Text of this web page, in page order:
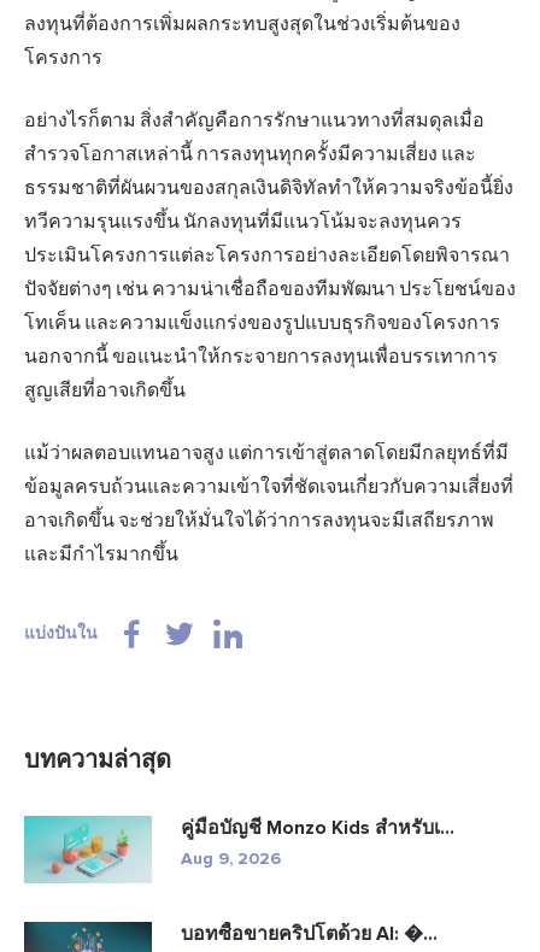
ลงทุนที่ต้องการเพิ่มผลกระทบสูงสุดในช่วงเริ่มต้นของ
โครงการ
อย่างไรก็ตาม สิ่งสำคัญคือการรักษาแนวทางที่สมดุลเมื่อ
สำรวจโอกาสเหล่านี้ การลงทุนทุกครั้งมีความเสี่ยง และ
ธรรมชาติที่ผันผวนของสกุลเงินดิจิทัลทำให้ความจริงข้อนี้ยิ่ง
ทวีความรุนแรงขึ้น นักลงทุนที่มีแนวโน้มจะลงทุนควร
ประเมินโครงการแต่ละโครงการอย่างละเอียดโดยพิจารณา
ปัจจัยต่างๆ เช่น ความน่าเชื่อถือของทีมพัฒนา ประโยชน์ของ
โทเค็น และความแข็งแกร่งของรูปแบบธุรกิจของโครงการ
นอกจากนี้ ขอแนะนำให้กระจายการลงทุนเพื่อบรรเทาการ
สูญเสียที่อาจเกิดขึ้น
แม้ว่าผลตอบแทนอาจสูง แต่การเข้าสู่ตลาดโดยมีกลยุทธ์ที่มี
ข้อมูลครบถ้วนและความเข้าใจที่ชัดเจนเกี่ยวกับความเสี่ยงที่
อาจเกิดขึ้น จะช่วยให้มั่นใจได้ว่าการลงทุนจะมีเสถียรภาพ
และมีกำไรมากขึ้น
แบ่งปันใน
บทความล่าสุด
คู่มือบัญชี Monzo Kids สำหรับเ...
Aug 9, 2026
บอทซื้อขายคริปโตด้วย AI: �...